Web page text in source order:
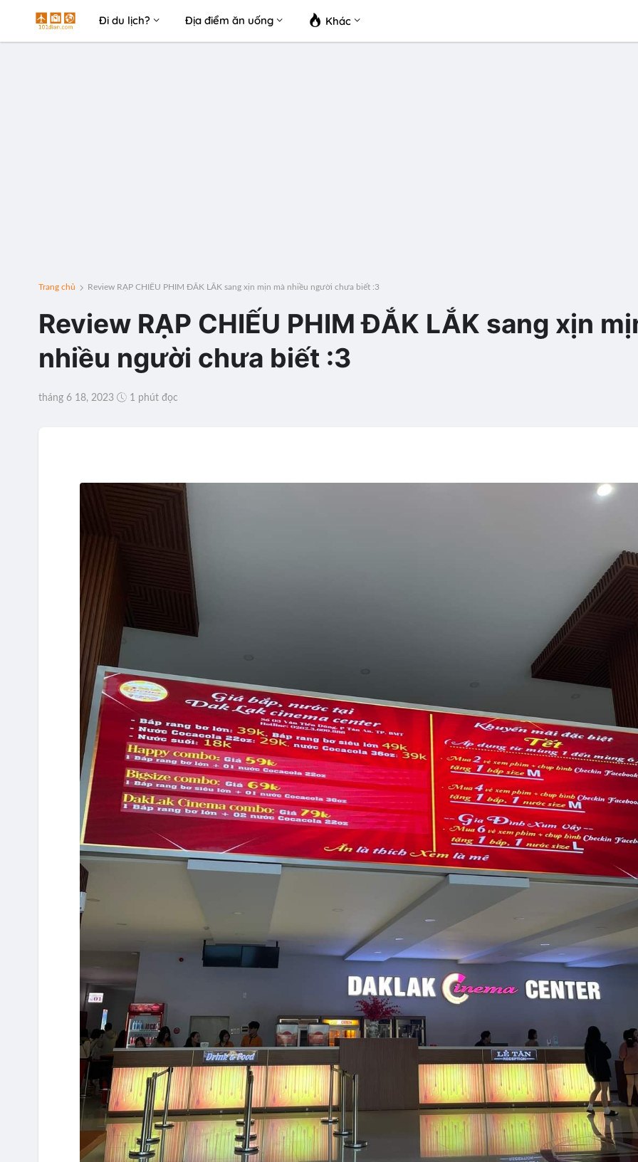
Đi du lịch? Địa điểm ăn uống Khác
Trang chủ Review RẠP CHIẾU PHIM ĐẮK LẮK sang xịn mịn mà nhiều người chưa biết :3
Review RẠP CHIẾU PHIM ĐẮK LẮK sang xịn
nhiều người chưa biết :3
tháng 6 18, 2023 1 phút đọc